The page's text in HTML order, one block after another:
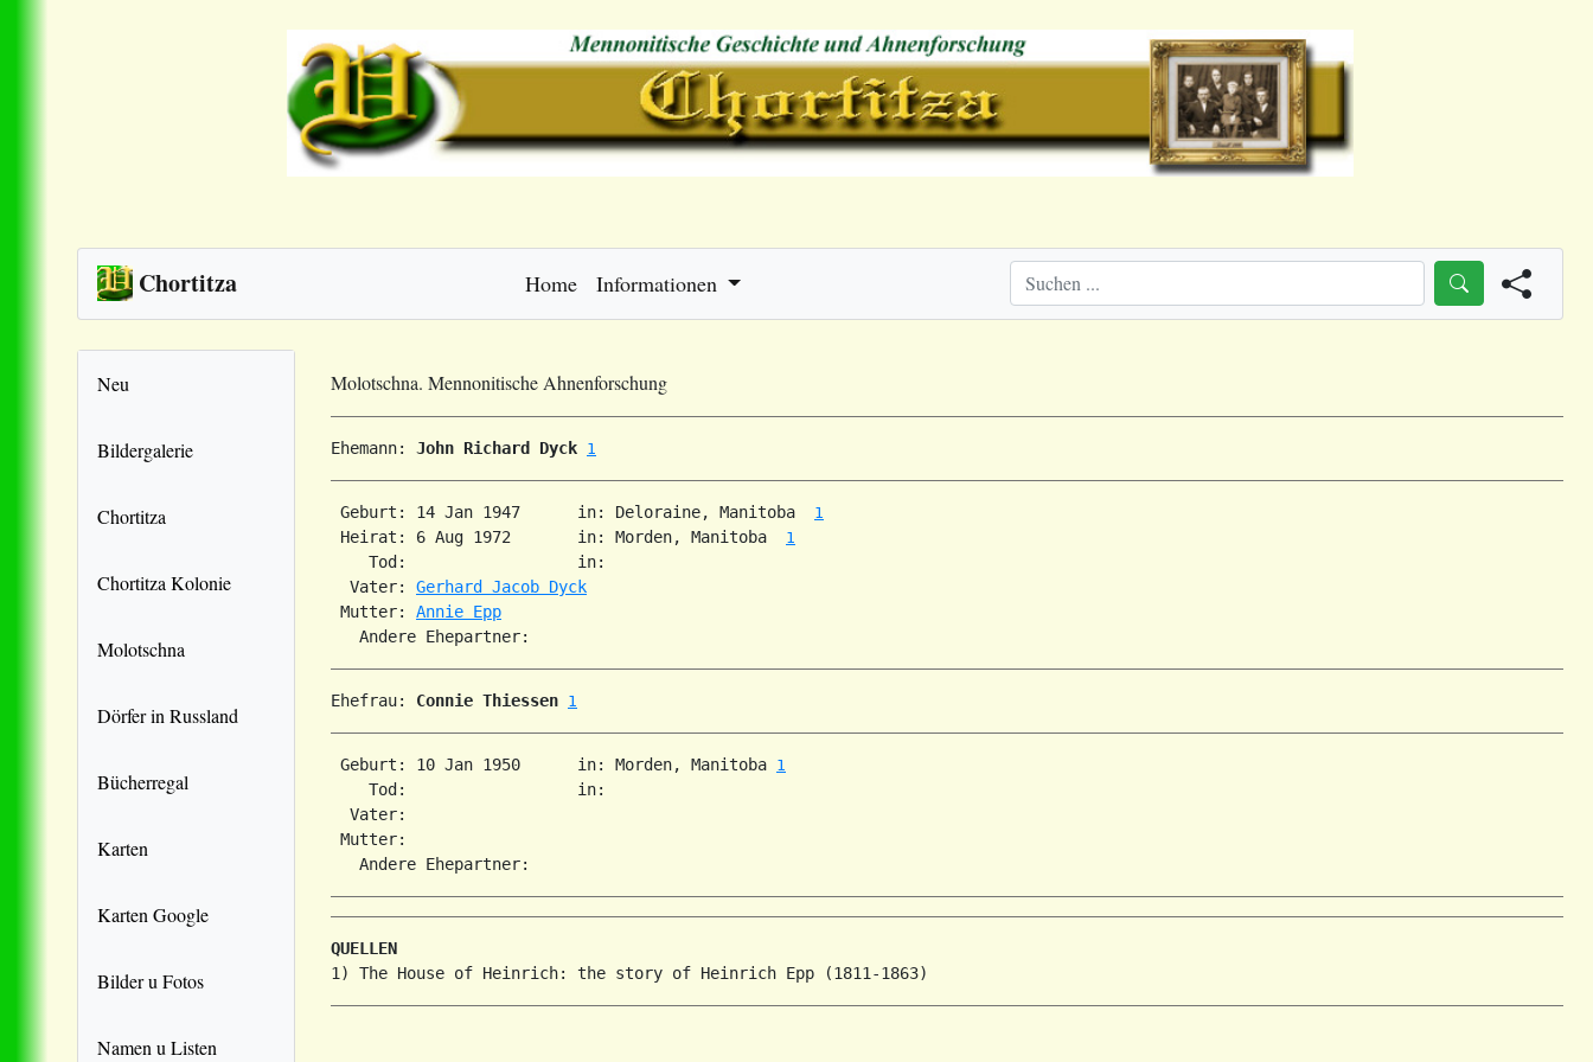
Chortitza Home Informationen
Neu
Bildergalerie
Chortitza
Chortitza Kolonie
Molotschna
Dörfer in Russland
Bücherregal
Karten
Karten Google
Bilder u Fotos
Namen u Listen
Molotschna. Mennonitische Ahnenforschung
Ehemann: John Richard Dyck 1
Geburt: 14 Jan 1947      in: Deloraine, Manitoba 1
Heirat: 6 Aug 1972       in: Morden, Manitoba 1
    Tod:                  in:
  Vater:
Gerhard Jacob Dyck
Mutter: Annie Epp
Ehefrau: Connie Thiessen 1
Geburt: 10 Jan 1950      in: Morden, Manitoba 1
    Tod:                  in:
  Vater:
Mutter:
QUELLEN